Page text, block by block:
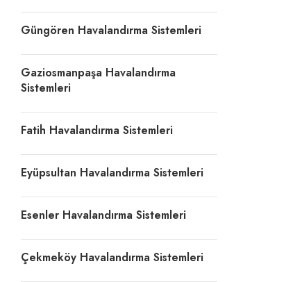
Güngören Havalandırma Sistemleri
Gaziosmanpaşa Havalandırma
Sistemleri
Fatih Havalandırma Sistemleri
Eyüpsultan Havalandırma Sistemleri
Esenler Havalandırma Sistemleri
Çekmeköy Havalandırma Sistemleri